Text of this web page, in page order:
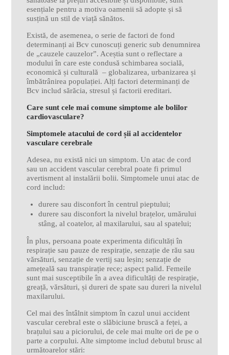
esențiale pentru a motiva oamenii să adopte și să
susțină un stil de viață sănătos.
Există, de asemenea, o serie de factori de fond
determinanți ai Bcv cunoscuți generic sub denumnirea
de „cauzele cauzelor”. Aceștia sunt o reflectare a
modului în care este condusă schimbarea socială,
economică și culturală – globalizarea, urbanizarea și
îmbătrânirea populației. Alți factori determinanți de
Bcv includ sărăcia, stresul și factorii ereditari.
Care sunt cele mai comune simptome ale bolilor
cardiovasculare?
Simptomele atacului de cord șii al accidentelor
vasculare cerebrale
Adesea, nu există nici un simptom. Un atac de cord
sau un accident vascular cerebral poate fi primul
avertisment al instalării bolii. Simptomele unui atac de
cord includ:
durere sau disconfort în centrul pieptului;
durere sau disconfort la nivelul brațelor, umărului
stâng, al coatelor, al maxilarului, sau al spatelui;
În plus, persoana poate experimenta dificultăți în
respirație sau pauze de respirație, senzație de rău sau
vărsături, senzație de vertij sau leșin; senzație de
amețeală sau transpirație rece; aspect palid. Femeile
sunt mai susceptibile în a avea dificultăți de respirație,
greață, vărsături, și dureri de spate sau dureri la nivelul
maxilarului.
Cel mai des întâlnit simptom în cazul unui accident
vascular cerebral este o slăbiciune bruscă a feței, a
brațului sau a piciorului, de cele mai multe ori de pe o
parte a corpului. Alte simptome includ debutul brusc al
următoarelor stări: